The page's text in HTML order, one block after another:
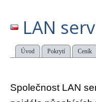
LAN
Úvod Pokrytí Ceník
Společnost LAN